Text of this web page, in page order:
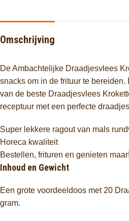
Omschrijving
De Ambachtelijke Draadjesvlees
snacks om in de frituur te
van de beste Draadjesvlees
receptuur met een perfecte
Super lekkere ragout van mals
Horeca kwaliteit
Bestellen, frituren en genieten maar!
Inhoud en Gewicht
Een grote voordeeldoos met 20
gram.